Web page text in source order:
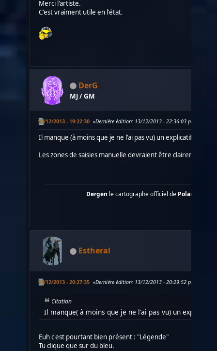
Merci l'artiste.
C'est vraiment utile en l'état.
DerG
MJ / GM
13/12/2013 - 19:22:30 Dernière édition: 13/12/2013 - 22:36:03 par DerG
Il manque (à moins que je ne l'ai pas vu) un explicatif sur
Les zones de saisies manuelle devraient être clairement
Dergen le cartographe officiel de Polaris
Estheral
13/12/2013 - 20:27:35 Dernière édition: 13/12/2013 - 20:29:52 par Estheral
Citation
Il manque( à moins que je ne l'ai pas vu) un explicatif
Euh c'est pourtant bien présent : "Légende"
Tu clique que sur du bleu.